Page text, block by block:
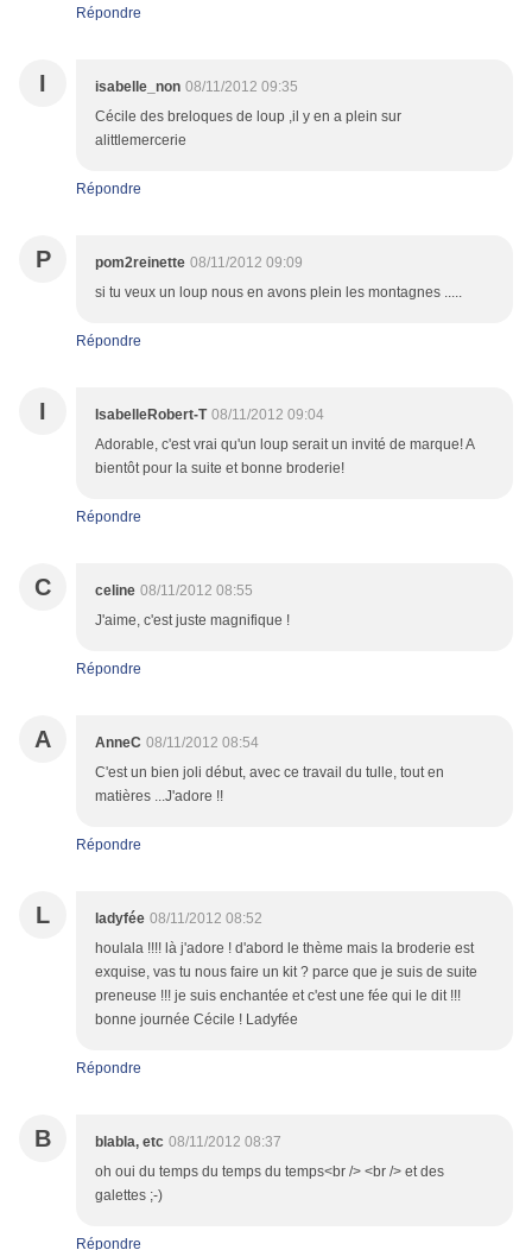
Répondre
I isabelle_non 08/11/2012 09:35
Cécile des breloques de loup ,il y en a plein sur
alittlemercerie
Répondre
P pom2reinette 08/11/2012 09:09
si tu veux un loup nous en avons plein les montagnes .....
Répondre
I IsabelleRobert-T 08/11/2012 09:04
Adorable, c'est vrai qu'un loup serait un invité de marque! A
bientôt pour la suite et bonne broderie!
Répondre
C celine 08/11/2012 08:55
J'aime, c'est juste magnifique !
Répondre
A AnneC 08/11/2012 08:54
C'est un bien joli début, avec ce travail du tulle, tout en
matières ...J'adore !!
Répondre
L ladyfée 08/11/2012 08:52
houlala !!!! là j'adore ! d'abord le thème mais la broderie est
exquise, vas tu nous faire un kit ? parce que je suis de suite
preneuse !!! je suis enchantée et c'est une fée qui le dit !!!
bonne journée Cécile ! Ladyfée
Répondre
B blabla, etc 08/11/2012 08:37
oh oui du temps du temps du temps<br /> <br /> et des
galettes ;-)
Répondre